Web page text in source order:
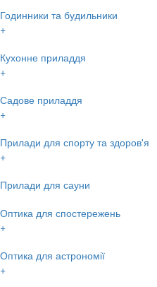
Годинники та будильники
+
Кухонне приладдя
+
Садове приладдя
+
Прилади для спорту та здоров'я
+
Прилади для сауни
Оптика для спостережень
+
Оптика для астрономії
+